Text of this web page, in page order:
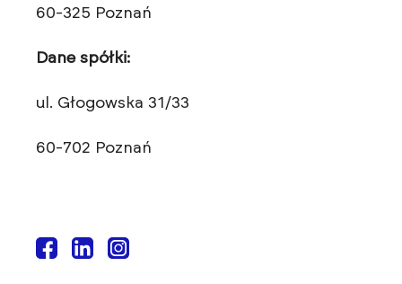
60-325 Poznań
Dane spółki:
ul. Głogowska 31/33
60-702 Poznań